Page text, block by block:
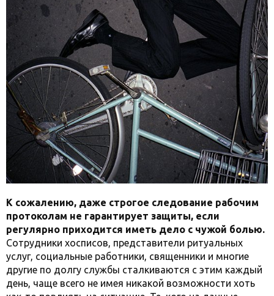
К сожалению, даже строгое следование рабочим
протоколам не гарантирует защиты, если
регулярно приходится иметь дело с чужой болью.
Сотрудники хосписов, представители ритуальных
услуг, социальные работники, священники и многие
другие по долгу службы сталкиваются с этим каждый
день, чаще всего не имея никакой возможности хоть